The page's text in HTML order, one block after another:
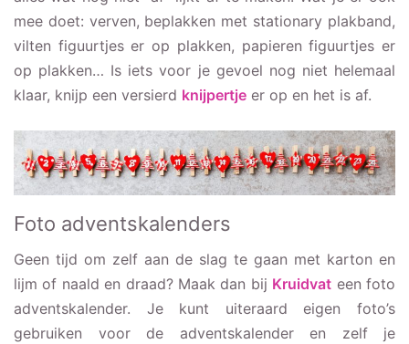
mee doet: verven, beplakken met stationary plakband,
vilten figuurtjes er op plakken, papieren figuurtjes er
op plakken… Is iets voor je gevoel nog niet helemaal
klaar, knijp een versierd knijpertje er op en het is af.
Foto adventskalenders
Geen tijd om zelf aan de slag te gaan met karton en
lijm of naald en draad? Maak dan bij Kruidvat een foto
adventskalender. Je kunt uiteraard eigen foto’s
gebruiken voor de adventskalender en zelf je